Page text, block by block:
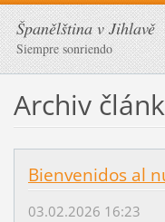
Španělština v Jihlavě
Siempre sonriendo
Archiv
Bienvenidos al
03.02.2026 16:23